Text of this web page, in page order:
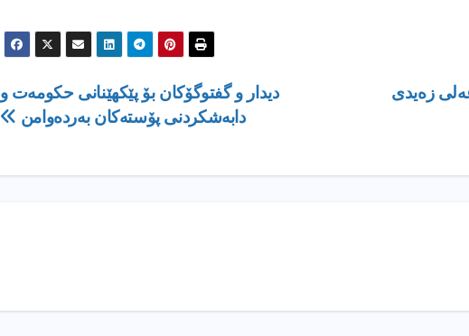
دیدار و گفتوگۆكان بۆ پێكهێنانی حكومەت و
دابەشكردنی پۆستەكان بەردەوامن
زەیدى